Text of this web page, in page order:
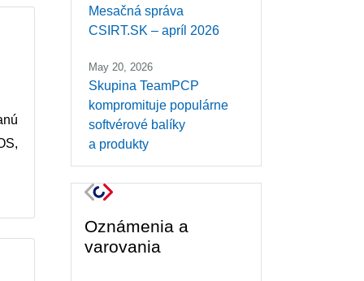
Mesačná správa
CSIRT.SK – apríl 2026
May 20, 2026
Skupina TeamPCP
kompromituje populárne
softvérové balíky
a produkty
Oznámenia a
varovania